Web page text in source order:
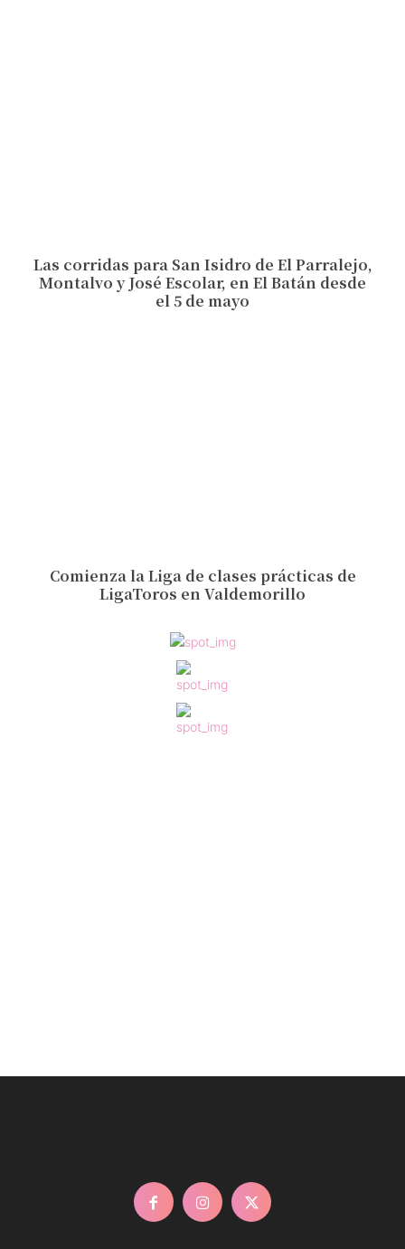
Las corridas para San Isidro de El Parralejo,
Montalvo y José Escolar, en El Batán desde
el 5 de mayo
Comienza la Liga de clases prácticas de
LigaToros en Valdemorillo